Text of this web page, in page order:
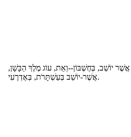
יוֹשֵׁב, בְּחֶשְׁבּוֹן--וְאֵת, עוֹג מֶלֶךְ הַבָּשָׁן,
אֲשֶׁר-יוֹשֵׁב בְּעַשְׁתָּרֹת, בְּאֶדְרֶעִי.